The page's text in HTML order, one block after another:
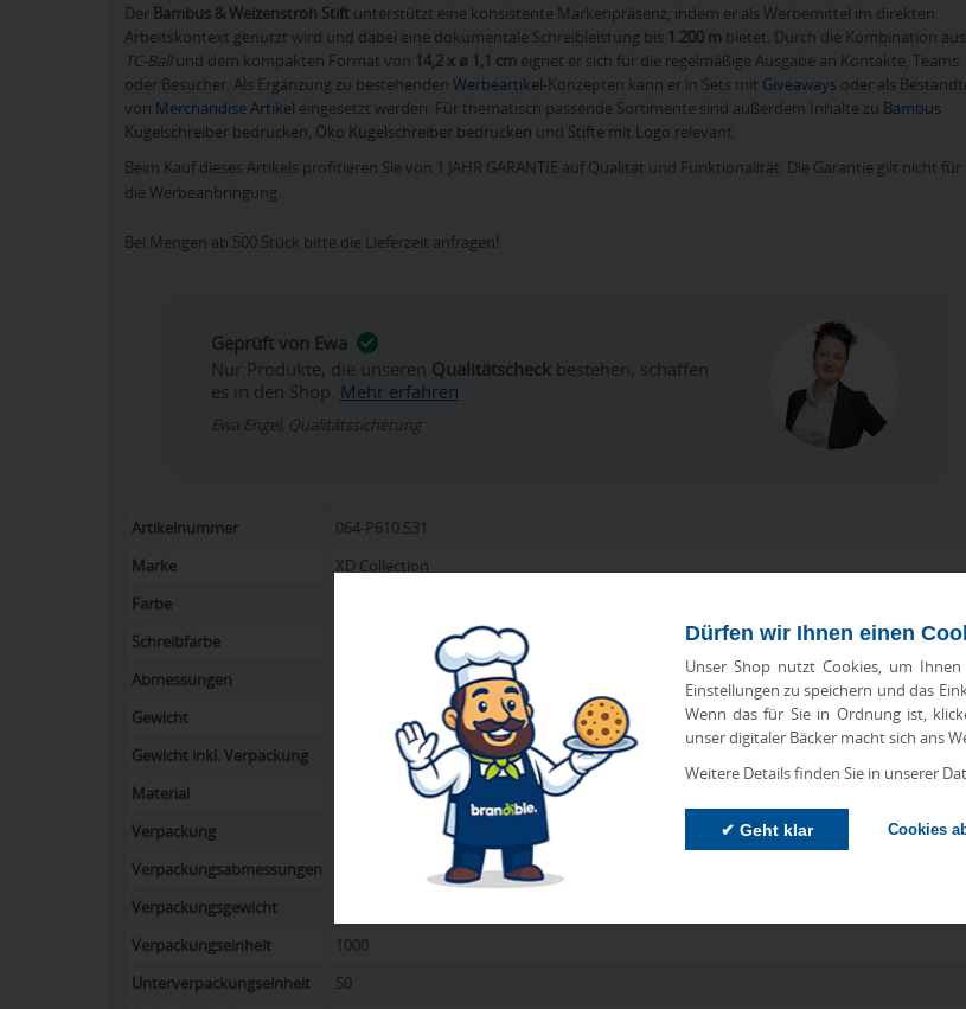
Dürfen wir Ihnen einen
Unser Shop nutzt Cookies, um
Einstellungen zu speichern und das
Wenn das für Sie in Ordnung ist,
unser digitaler Bäcker macht sich ans
Weitere Details finden Sie in unserer
✔ Geht klar Cookies
Der Bambus & Weizenstroh Stift unterstützt eine konsistente Markenpräsenz, indem er als Werbemittel im direkten
Arbeitskontext genutzt wird und dabei eine dokumentale Schreibleistung bis 1.200 m bietet. Durch die Kombination aus
TC-Ballund dem kompakten Format von 14,2 x ø 1,1 cm eignet er sich für die regelmäßige Ausgabe an Kontakte, Teams
oder Besucher. Als Ergänzung zu bestehenden Werbeartikel-Konzepten kann er in Sets mit Giveaways oder als
von Merchandise Artikel eingesetzt werden. Für thematisch passende Sortimente sind außerdem Inhalte zu Bambus
Kugelschreiber bedrucken, Öko Kugelschreiber bedrucken und Stifte mit Logo relevant.
Beim Kauf dieses Artikels profitieren Sie von 1 JAHR GARANTIE auf Qualität und Funktionalität. Die Garantie gilt nicht für
die Werbeanbringung.
Bei Mengen ab 500 Stück bitte die Lieferzeit anfragen!
Geprüft von Ewa
Nur Produkte, die unseren Qualitätscheck bestehen, schaffen
es in den Shop. Mehr erfahren
Ewa Engel, Qualitätssicherung
Artikelnummer
064-P610.531
Marke
XD Collection
Farbe
Schreibfarbe
Abmessungen
Gewicht
Gewicht inkl. Verpackung
Material
Bambus, Weizenstroh
Verpackung
Polybag und bulk
Verpackungsabmessungen
1.5 x 1 x 14.1 cm (Einzelverpackung); 46 x 32 x 20.5 cm (Versandkarton)
Verpackungsgewicht
Verpackungseinheit
1000
Unterverpackungseinheit
50